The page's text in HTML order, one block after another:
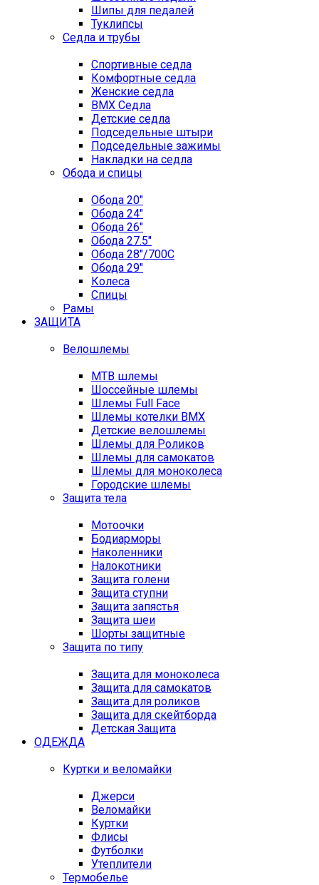
Шипы для педалей
Туклипсы
Седла и трубы
Спортивные седла
Комфортные седла
Женские седла
BMX Седла
Детские седла
Подседельные штыри
Подседельные зажимы
Накладки на седла
Обода и спицы
Обода 20"
Обода 24"
Обода 26"
Обода 27.5"
Обода 28"/700C
Обода 29"
Колеса
Спицы
Рамы
ЗАЩИТА
Велошлемы
MTB шлемы
Шоссейные шлемы
Шлемы Full Face
Шлемы котелки BMX
Детские велошлемы
Шлемы для Роликов
Шлемы для самокатов
Шлемы для моноколеса
Городские шлемы
Защита тела
Мотоочки
Бодиарморы
Наколенники
Налокотники
Защита голени
Защита ступни
Защита запястья
Защита шеи
Шорты защитные
Защита по типу
Защита для моноколеса
Защита для самокатов
Защита для роликов
Защита для скейтборда
Детская Защита
ОДЕЖДА
Куртки и веломайки
Джерси
Веломайки
Куртки
Флисы
Футболки
Утеплители
Термобелье